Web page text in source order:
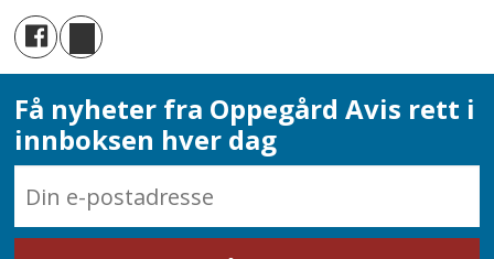
Få nyheter fra Oppegård Avis rett i
innboksen hver dag